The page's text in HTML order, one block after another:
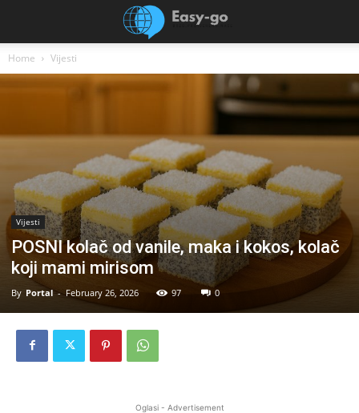
Home Vijesti
Vijesti
POSNI kolač od vanile, maka i kokos, kolač
koji mami mirisom
By Portal - February 26, 2026 97 0
Oglasi - Advertisement